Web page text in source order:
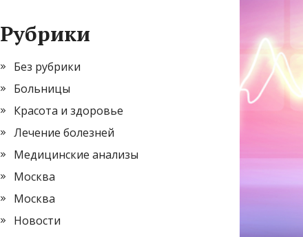
Рубрики
Без рубрики
Больницы
Красота и здоровье
Лечение болезней
Медицинские анализы
Москва
Москва
Новости